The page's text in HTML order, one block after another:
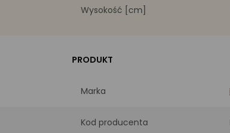
Wysokość [cm]
PRODUKT
Marka
Kod producenta